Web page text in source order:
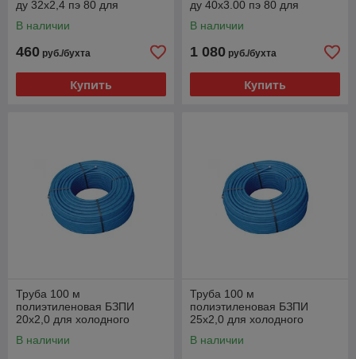
ду 32х2,4 пэ 80 для
Польша
В наличии
460 руб./бухта
Купить
ду 40x3.00 пэ 80 для
Польша
В наличии
1 080 руб./бухта
Купить
Труба 100 м
полиэтиленовая БЗПИ
20х2,0 для холодного
В наличии
Труба 100 м
полиэтиленовая БЗПИ
25х2,0 для холодного
В наличии